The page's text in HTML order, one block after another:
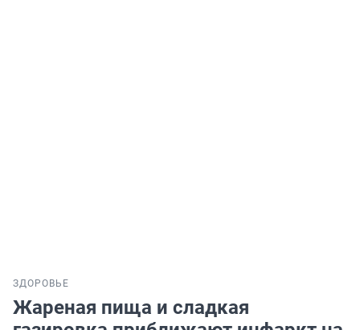
ЗДОРОВЬЕ
Жареная пища и сладкая